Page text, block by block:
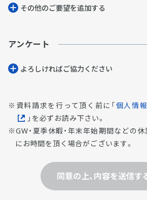
その他のご要望を追加する
アンケート
よろしければご協⼒ください
資料請求を行って頂く前に「個人情
」を必ずお読み下さい。
GW・夏季休暇・年末年始期間などの
にお時間を頂く場合がございます。
同意の上、内容を送信す